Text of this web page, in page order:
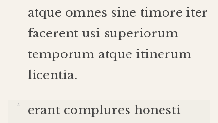
atque omnes sine timore iter
facerent usi superiorum
temporum atque itinerum
licentia.
erant complures honesti